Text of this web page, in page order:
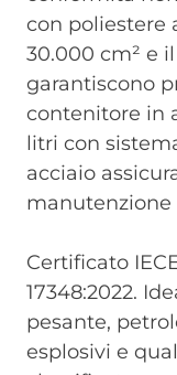
con poliestere
30.000 cm² e
garantiscono
contenitore in
litri con
acciaio
manutenzione
Certificato
17348:2022.
pesante,
esplosivi e